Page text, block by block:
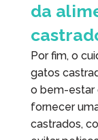
da
Por fim, o
gatos
o bem-estar
fornecer
castrados,